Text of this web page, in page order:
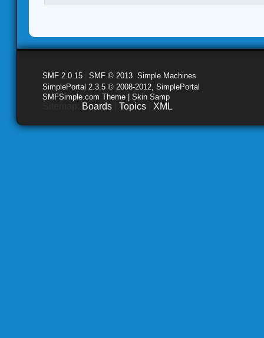
SMF 2.0.15 SMF © 2013 Simple Machines
SimplePortal 2.3.5 © 2008-2012, SimplePortal
SMFSimple.com Theme | Skin Samp
Boards Topics XML